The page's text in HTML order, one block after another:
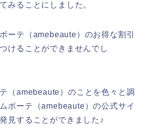
みることにしました。
ーテ（amebeaute）のお得な割引
けることができませんでし
（amebeaute）のことを色々と調
ボーテ（amebeaute）の公式サイ
見することができました♪